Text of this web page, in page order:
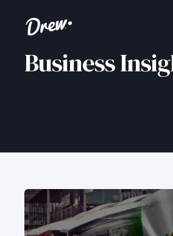
Business